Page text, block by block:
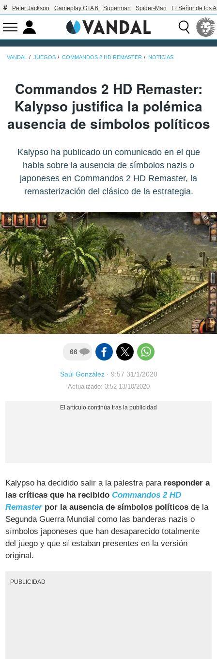
Peter Jackson Gameplay GTA 6 Superman Spider-Man El Señor de los
VANDAL JUEGOS COMMANDOS 2 HD REMASTER NOTICIAS
Commandos 2 HD Remaster:
Kalypso justifica la polémica
ausencia de símbolos políticos
Kalypso ha publicado un comunicado en el que
habla sobre la ausencia de símbolos nazis o
japoneses en Commandos 2 HD Remaster, la
remasterización del clásico de la estrategia.
66
Saúl González· 9:57 31/1/2020
Actualizado: 3:52 13/10/2020
Kalypso ha decidido salir a la palestra para responder a
las críticas que ha recibidoCommandos 2 HD
Remasterpor la ausencia de símbolos políticos de la
Segunda Guerra Mundial como las banderas nazis o
símbolos japoneses que han desaparecido totalmente
del juego y que sí estaban presentes en la versión
original.
PUBLICIDAD